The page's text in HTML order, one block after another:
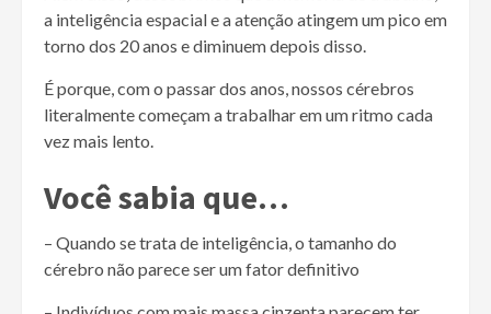
a inteligência espacial e a atenção atingem um pico em
torno dos 20 anos e diminuem depois disso.
É porque, com o passar dos anos, nossos cérebros
literalmente começam a trabalhar em um ritmo cada
vez mais lento.
Você sabia que…
– Quando se trata de inteligência, o tamanho do
cérebro não parece ser um fator definitivo